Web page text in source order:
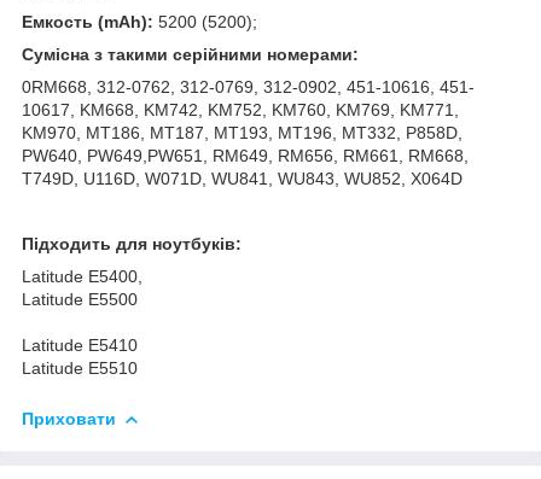
Емкость (mAh): 5200 (5200);
Сумісна з такими серійними номерами:
0RM668, 312-0762, 312-0769, 312-0902, 451-10616, 451-
10617, KM668, KM742, KM752, KM760, KM769, KM771,
KM970, MT186, MT187, MT193, MT196, MT332, P858D,
PW640, PW649,PW651, RM649, RM656, RM661, RM668,
T749D, U116D, W071D, WU841, WU843, WU852, X064D
Підходить для ноутбуків:
Latitude E5400,
Latitude E5500
Latitude E5410
Latitude E5510
Приховати